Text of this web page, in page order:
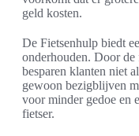
geld kosten.
De Fietsenhulp biedt
onderhouden. Door de
besparen klanten niet
gewoon bezigblijven
voor minder gedoe en
fietser.